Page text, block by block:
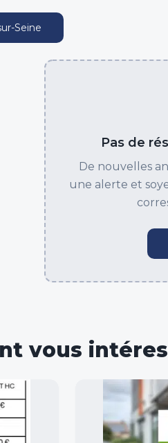
Seine
Pas de
De nouvelles
une alerte et
vous